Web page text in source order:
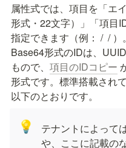
属性式では、項目を「エ
形式・22文字）」「項目
指定できます（例： / / ）。
Base64形式のIDは、
もので、 項目のIDコピー
形式です。標準搭載され
以下のとおりです。
💡
テナントによって
や、ここに記載の